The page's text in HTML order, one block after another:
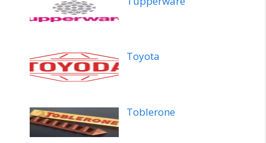
Toyota
Toblerone